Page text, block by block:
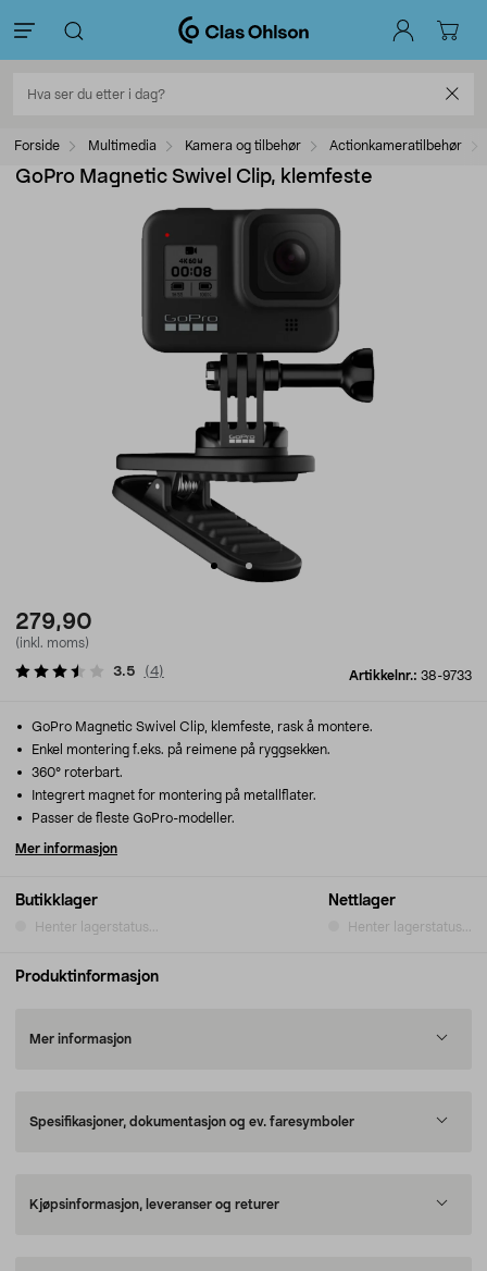
Forside Multimedia Kamera og tilbehør Actionkameratilbehør
GoPro Magnetic Swivel Clip, klemfeste
279,90
(inkl. moms)
Artikkelnr.: 38-9733
3.5 (4)
Butikklager
Henter lagerstatus...
Nettlager
Henter lagerstatus...
GoPro Magnetic Swivel Clip, klemfeste, rask å montere.
Enkel montering f.eks. på reimene på ryggsekken.
360° roterbart.
Integrert magnet for montering på metallflater.
Passer de fleste GoPro-modeller.
Mer informasjon
Produktinformasjon
Mer informasjon
Spesifikasjoner, dokumentasjon og ev. faresymboler
Kjøpsinformasjon, leveranser og returer